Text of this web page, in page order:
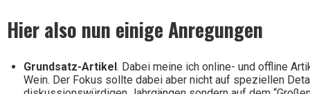
Hier also nun einige Anregungen
Grundsatz-Artikel . Dabei meine ich online- und offline
Wein. Der Fokus sollte dabei aber nicht auf speziellen